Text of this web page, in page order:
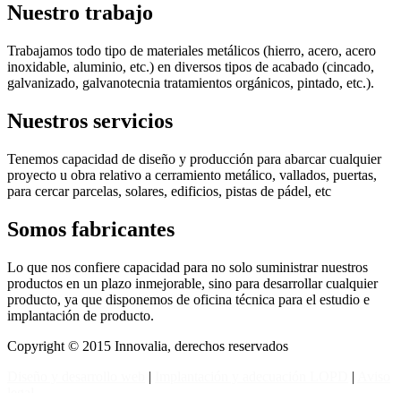
Nuestro trabajo
Trabajamos todo tipo de materiales metálicos (hierro, acero, acero
inoxidable, aluminio, etc.) en diversos tipos de acabado (cincado,
galvanizado, galvanotecnia tratamientos orgánicos, pintado, etc.).
Nuestros servicios
Tenemos capacidad de diseño y producción para abarcar cualquier
proyecto u obra relativo a cerramiento metálico, vallados, puertas,
para cercar parcelas, solares, edificios, pistas de pádel, etc
Somos fabricantes
Lo que nos confiere capacidad para no solo suministrar nuestros
productos en un plazo inmejorable, sino para desarrollar cualquier
producto, ya que disponemos de oficina técnica para el estudio e
implantación de producto.
Copyright © 2015 Innovalia, derechos reservados
| |